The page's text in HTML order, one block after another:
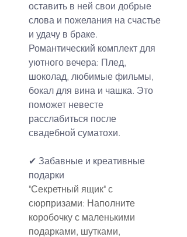
оставить в ней свои добрые
слова и пожелания на счастье
и удачу в браке.
Романтический комплект для
уютного вечера: Плед,
шоколад, любимые фильмы,
бокал для вина и чашка. Это
поможет невесте
расслабиться после
свадебной суматохи.
✔ Забавные и креативные
подарки
"Секретный ящик" с
сюрпризами: Наполните
коробочку с маленькими
подарками, шутками,